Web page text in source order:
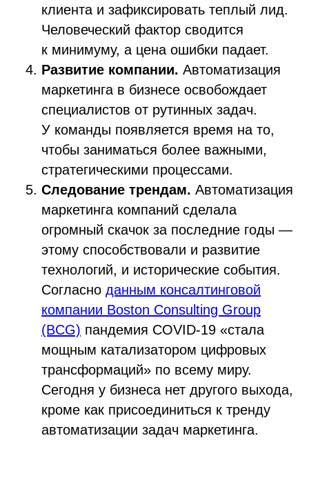
клиента и зафиксировать теплый лид.
Человеческий фактор сводится
к минимуму, а цена ошибки падает.
Развитие компании. Автоматизация
маркетинга в бизнесе освобождает
специалистов от рутинных задач.
У команды появляется время на то,
чтобы заниматься более важными,
стратегическими процессами.
Следование трендам. Автоматизация
маркетинга компаний сделала
огромный скачок за последние годы —
этому способствовали и развитие
технологий, и исторические события.
Согласно данным консалтинговой
компании Boston Consulting Group
(BCG) пандемия COVID-19 «стала
мощным катализатором цифровых
трансформаций» по всему миру.
Сегодня у бизнеса нет другого выхода,
кроме как присоединиться к тренду
автоматизации задач маркетинга.